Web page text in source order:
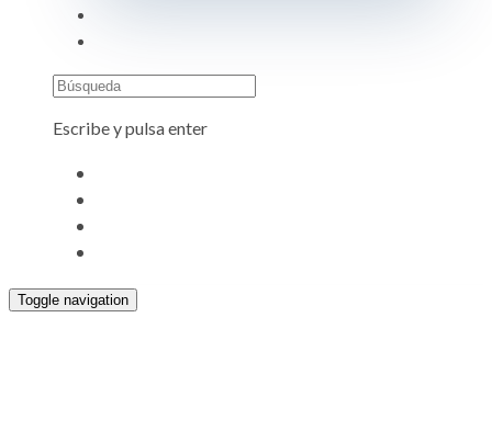
Búsqueda
Escribe y pulsa enter
Toggle navigation